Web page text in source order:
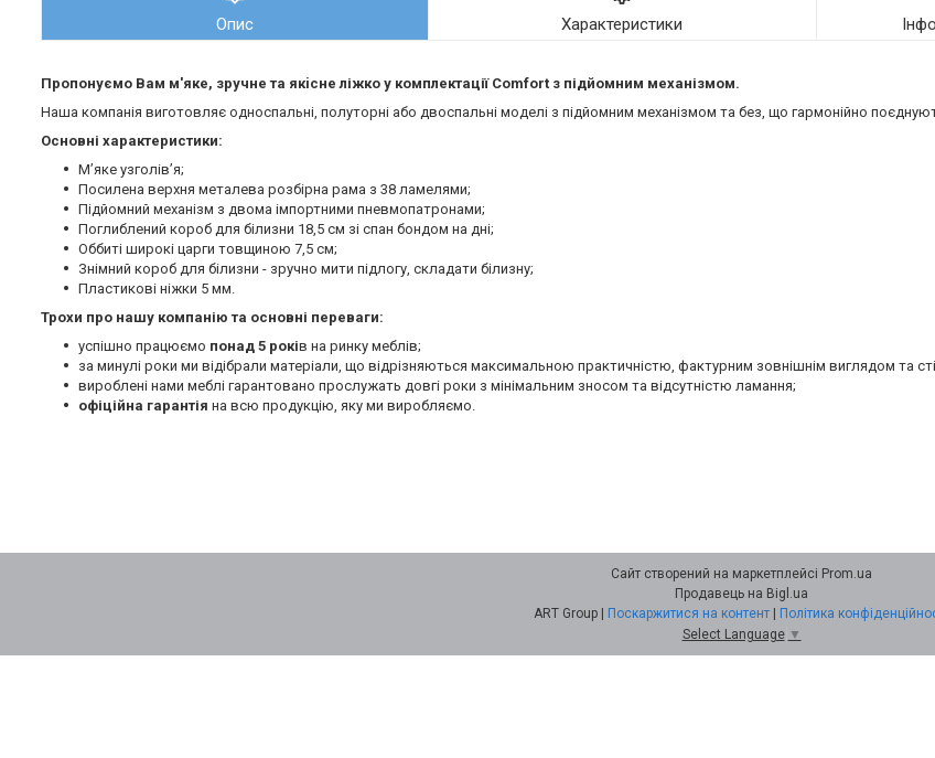
Опис Характеристики
Пропонуємо Вам м'яке, зручне та якiсне ліжко у комплектації Comfort з підйомним механізмом.
Наша компанія виготовляє односпальні, полуторні або двоспальні моделі з підйомним механізмом та без, що гармонійно
Основні характеристики:
М’яке узголів’я;
Посилена верхня металева розбірна рама з 38 ламелями;
Підйомний механізм з двома імпортними пневмопатронами;
Поглиблений короб для білизни 18,5 см зі спан бондом на дні;
Оббиті широкі царги товщиною 7,5 см;
Знімний короб для білизни - зручно мити підлогу, складати білизну;
Пластикові ніжки 5 мм.
Трохи про нашу компанію та основні переваги:
успішно працюємо понад 5 років на ринку меблів;
за минулі роки ми відібрали матеріали, що відрізняються максимальною практичністю, фактурним зовнішнім виглядом та
вироблені нами меблі гарантовано прослужать довгі роки з мінімальним зносом та відсутністю ламання;
офіційна гарантія на всю продукцію, яку ми виробляємо.
Сайт створений на маркетплейсі Prom.ua
Продавець на Bigl.ua
Поскаржитися на контент
Політика
Select Language ▼